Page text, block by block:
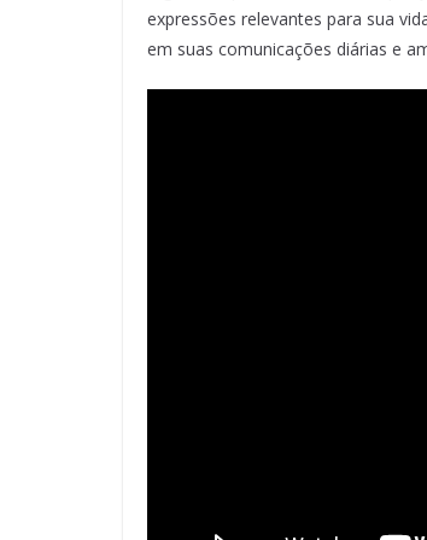
expressões relevantes para sua
em suas comunicações diárias e